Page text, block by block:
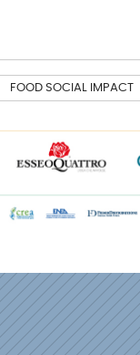
FOOD SOCIAL IMPACT